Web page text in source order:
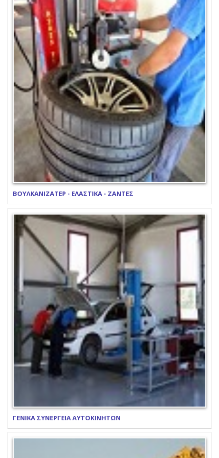
ΒΟΥΛΚΑΝΙΖΑΤΕΡ - ΕΛΑΣΤΙΚΑ - ΖΑΝΤΕΣ
ΓΕΝΙΚΑ ΣΥΝΕΡΓΕΙΑ ΑΥΤΟΚΙΝΗΤΩΝ